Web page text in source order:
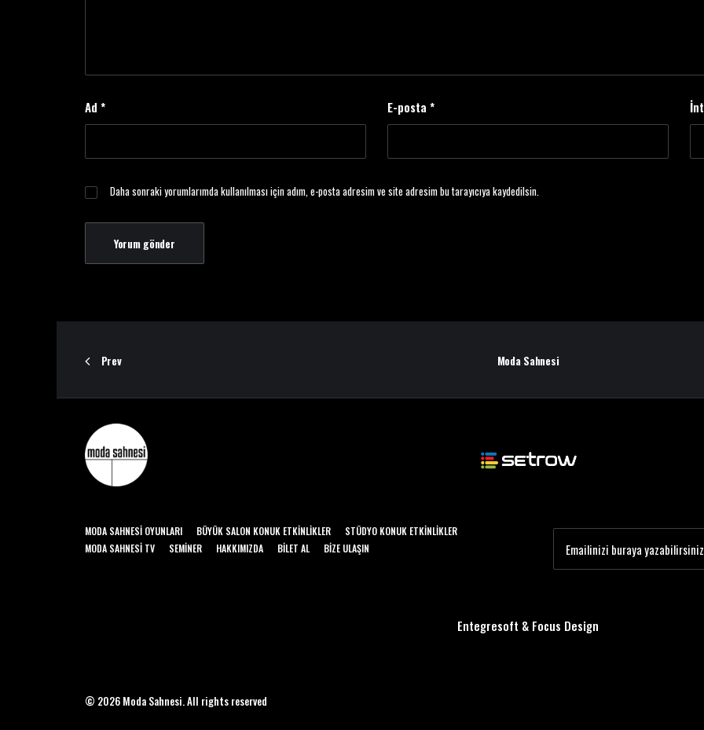
Ad * E-posta *
Daha sonraki yorumlarımda kullanılması için adım, e-posta adresim ve site adresim bu tarayıcıya kaydedilsin.
Prev Moda Sahnesi
MODA SAHNESI OYUNLARI BÜYÜK SALON KONUK ETKINLIKLER
STÜDYO KONUK ETKINLIKLER
MODA SAHNESI TV
SEMINER HAKKIMIZDA BILET AL BIZE ULAŞIN
Entegresoft & Focus Design
© 2026 Moda Sahnesi. All rights reserved